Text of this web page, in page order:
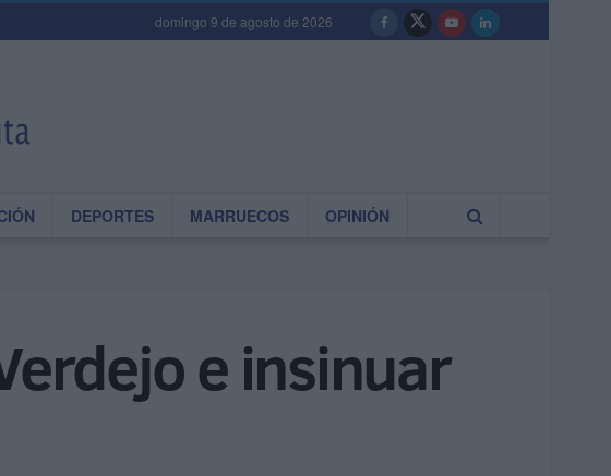
domingo 9 de agosto de 2026
DEPORTES MARRUECOS OPINIÓN
e insinuar